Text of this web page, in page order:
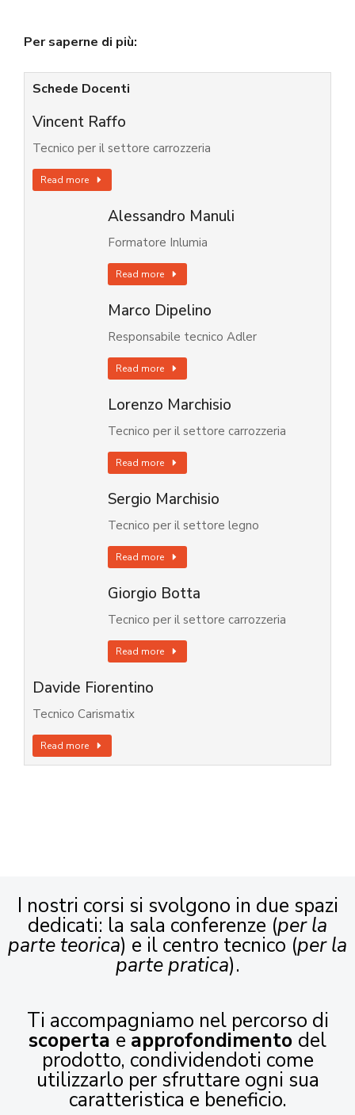
Per saperne di più:
Schede Docenti
Vincent Raffo
Tecnico per il settore carrozzeria
Read more
Alessandro Manuli
Formatore Inlumia
Read more
Marco Dipelino
Responsabile tecnico Adler
Read more
Lorenzo Marchisio
Tecnico per il settore carrozzeria
Read more
Sergio Marchisio
Tecnico per il settore legno
Read more
Giorgio Botta
Tecnico per il settore carrozzeria
Read more
Davide Fiorentino
Tecnico Carismatix
Read more
I nostri corsi si svolgono in due spazi
dedicati: la sala conferenze (per la
parte teorica) e il centro tecnico (per la
parte pratica).
Ti accompagniamo nel percorso di
scoperta e approfondimento del
prodotto, condividendoti come
utilizzarlo per sfruttare ogni sua
caratteristica e beneficio.